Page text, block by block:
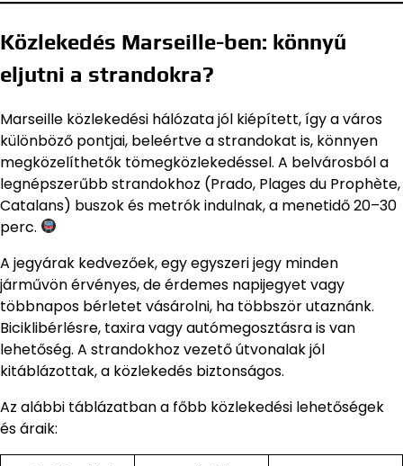
Közlekedés Marseille-ben: könnyű
eljutni a strandokra?
Marseille közlekedési hálózata jól kiépített, így a város
különböző pontjai, beleértve a strandokat is, könnyen
megközelíthetők tömegközlekedéssel. A belvárosból a
legnépszerűbb strandokhoz (Prado, Plages du Prophète,
Catalans) buszok és metrók indulnak, a menetidő 20–30
perc.
A jegyárak kedvezőek, egy egyszeri jegy minden
járművön érvényes, de érdemes napijegyet vagy
többnapos bérletet vásárolni, ha többször utaznánk.
Biciklibérlésre, taxira vagy autómegosztásra is van
lehetőség. A strandokhoz vezető útvonalak jól
kitáblázottak, a közlekedés biztonságos.
Az alábbi táblázatban a főbb közlekedési lehetőségek
és áraik: